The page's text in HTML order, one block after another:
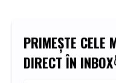
PRIMEȘTE CELE
DIRECT ÎN